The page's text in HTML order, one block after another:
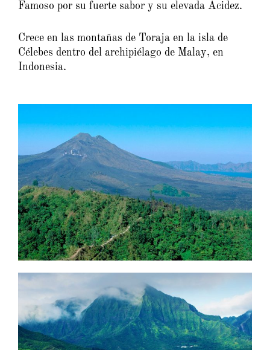
Famoso por su fuerte sabor y su elevada Acidez.
Crece en las montañas de Toraja en la isla de
Célebes dentro del archipiélago de Malay, en
Indonesia.